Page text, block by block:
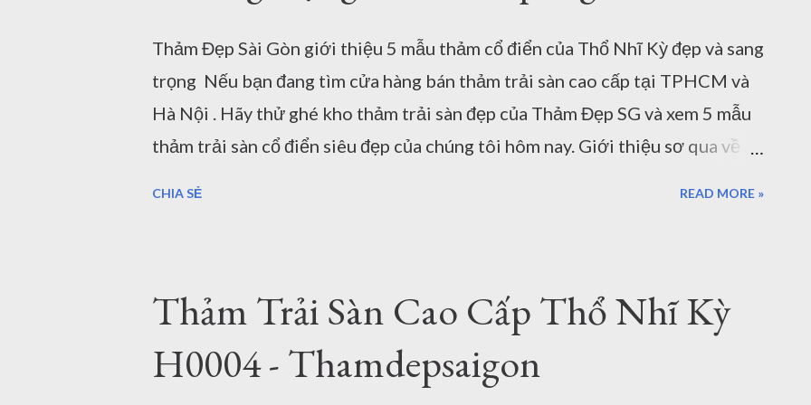
khi bạn mua thảm lót sàn trang trí đẹp, chất lượng, an toàn. Những mẫu
thảm trang...
Thảm Đẹp Sài Gòn giới thiệu 5 mẫu thảm cổ điển của Thổ Nhĩ Kỳ đẹp và sang
trọng Nếu bạn đang tìm cửa hàng bán thảm trải sàn cao cấp tại TPHCM và
Hà Nội . Hãy thử ghé kho thảm trải sàn đẹp của Thảm Đẹp SG và xem 5 mẫu
thảm trải sàn cổ điển siêu đẹp của chúng tôi hôm nay. Giới thiệu sơ qua về 5
giao hàng Thảm Đẹp Sài Gòn Tại sao bạn lại quan tâm tới những vấn đề
chúng tôi nên ở trên khi bạn mua thảm trải sàn, thảm lót sàn. Đó là những
yếu tố chất lượng giúp bạn có thể mua thảm trải sàn một cách đúng và tốt
CHIA SẺ READ MORE »
Thảm Trải Sàn Cao Cấp Thổ Nhĩ Kỳ
H0004 - Thamdepsaigon